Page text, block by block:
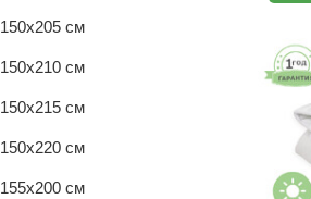
150x205 см
150x210 см
150x215 см
150x220 см
155x200 см